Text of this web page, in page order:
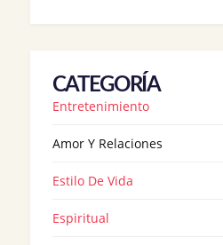
CATEGORÍA
Entretenimiento
Amor Y Relaciones
Estilo De Vida
Espiritual